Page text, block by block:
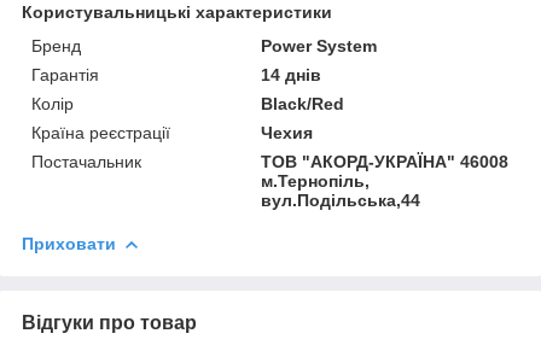
Користувальницькі характеристики
Бренд
Power System
Гарантія
14 днів
Колір
Black/Red
Країна реєстрації
Чехия
Постачальник
ТОВ "АКОРД-УКРАЇНА" 46008
м.Тернопіль,
вул.Подільська,44
Приховати
Відгуки про товар